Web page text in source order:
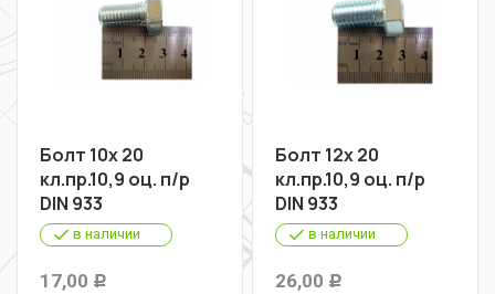
Болт 10х 20
кл.пр.10,9 оц. п/р
DIN 933
в наличии
17,00 Р
Болт 12х 20
кл.пр.10,9 оц. п/р
DIN 933
в наличии
26,00 Р